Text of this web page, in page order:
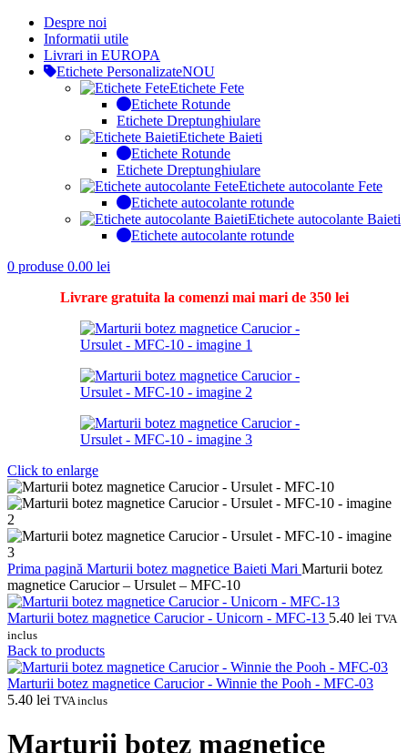
Despre noi
Informatii utile
Livrari in EUROPA
Etichete PersonalizateNOU
Etichete Fete
Etichete Rotunde
Etichete Dreptunghiulare
Etichete Baieti
Etichete Rotunde
Etichete Dreptunghiulare
Etichete autocolante Fete
Etichete autocolante rotunde
Etichete autocolante Baieti
Etichete autocolante rotunde
0 produse 0.00 lei
Livrare gratuita la comenzi mai mari de 350 lei
Click to enlarge
Prima pagină Marturii botez magnetice Baieti Mari Marturii botez
magnetice Carucior – Ursulet – MFC-10
Marturii botez magnetice Carucior - Unicorn - MFC-13 5.40 lei TVA
inclus
Back to products
Marturii botez magnetice Carucior - Winnie the Pooh - MFC-03
5.40 lei TVA inclus
Marturii botez magnetice